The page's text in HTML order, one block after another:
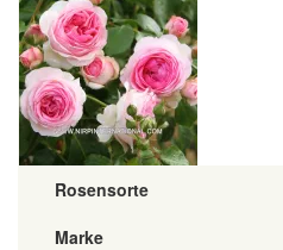
Rosensorte
Marke